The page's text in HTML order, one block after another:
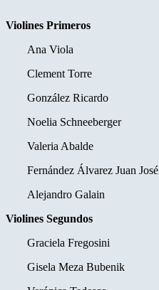
Violines Primeros
Ana Viola
Clement Torre
González Ricardo
Noelia Schneeberger
Valeria Abalde
Fernández Álvarez Juan José
Alejandro Galain
Violines Segundos
Graciela Fregosini
Gisela Meza Bubenik